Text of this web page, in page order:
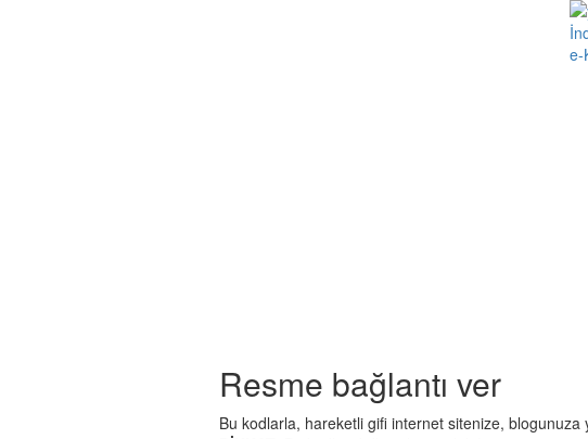
e-
Resme bağlantı ver
Bu kodlarla, hareketli gifi internet sitenize,